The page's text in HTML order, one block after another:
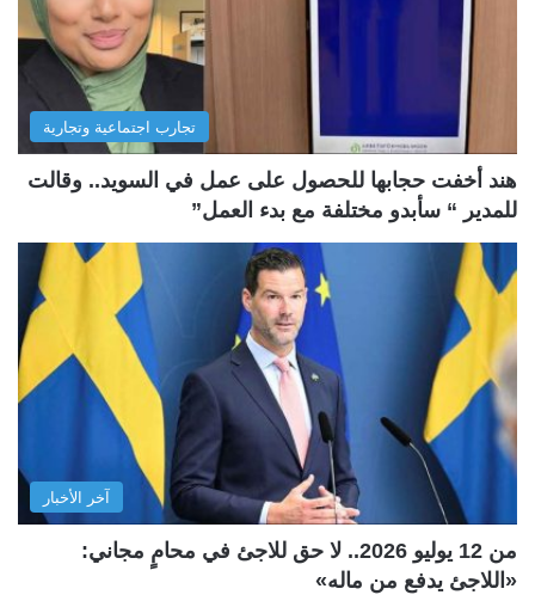
تجارب اجتماعية وتجارية
هند أخفت حجابها للحصول على عمل في السويد.. وقالت
للمدير “ سأبدو مختلفة مع بدء العمل”
آخر الأخبار
من 12 يوليو 2026.. لا حق للاجئ في محامٍ مجاني:
«اللاجئ يدفع من ماله»